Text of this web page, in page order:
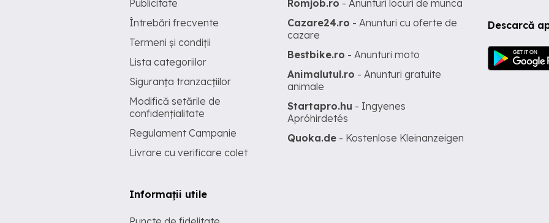
Descarcă
Publicitate
Întrebări frecvente
Termeni și condiții
Lista categoriilor
Siguranța tranzacțiilor
Modifică setările de
confidențialitate
Regulament Campanie
Livrare cu verificare colet
Informații utile
Romjob.ro - Anunturi locuri de munca
Cazare24.ro - Anunturi cu oferte de
cazare
Bestbike.ro - Anunturi moto
Animalutul.ro - Anunturi gratuite
animale
Startapro.hu - Ingyenes
Apróhirdetés
Quoka.de - Kostenlose Kleinanzeigen